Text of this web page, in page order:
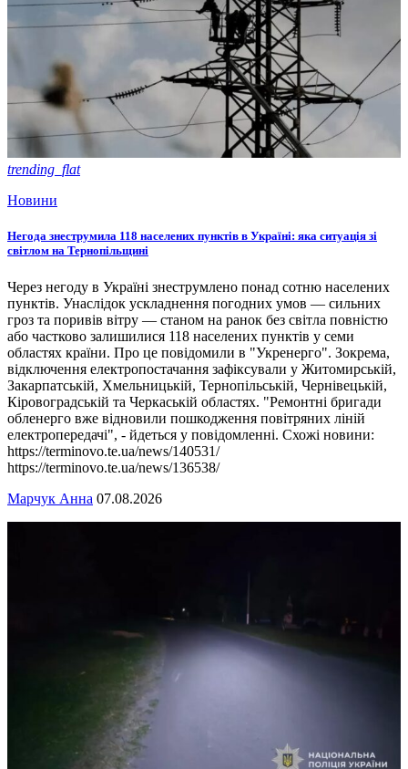
trending_flat
Новини
Негода знеструмила 118 населених пунктів в Україні: яка ситуація зі
світлом на Тернопільщині
Через негоду в Україні знеструмлено понад сотню населених
пунктів. Унаслідок ускладнення погодних умов — сильних
гроз та поривів вітру — станом на ранок без світла повністю
або частково залишилися 118 населених пунктів у семи
областях країни. Про це повідомили в "Укренерго". Зокрема,
відключення електропостачання зафіксували у Житомирській,
Закарпатській, Хмельницькій, Тернопільській, Чернівецькій,
Кіровоградській та Черкаській областях. "Ремонтні бригади
обленерго вже відновили пошкодження повітряних ліній
електропередачі", - йдеться у повідомленні. Схожі новини:
https://terminovo.te.ua/news/140531/
https://terminovo.te.ua/news/136538/
Марчук Анна 07.08.2026